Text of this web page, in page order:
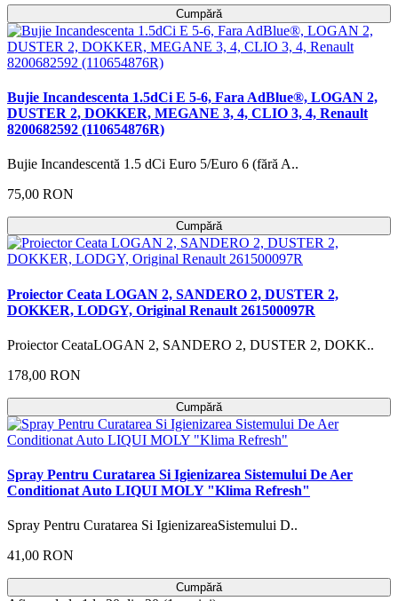
Cumpără
Bujie Incandescenta 1.5dCi E 5-6, Fara AdBlue®, LOGAN 2,
DUSTER 2, DOKKER, MEGANE 3, 4, CLIO 3, 4, Renault
8200682592 (110654876R)
Bujie Incandescentă 1.5 dCi Euro 5/Euro 6 (fără A..
75,00 RON
Cumpără
Proiector Ceata LOGAN 2, SANDERO 2, DUSTER 2,
DOKKER, LODGY, Original Renault 261500097R
Proiector CeataLOGAN 2, SANDERO 2, DUSTER 2, DOKK..
178,00 RON
Cumpără
Spray Pentru Curatarea Si Igienizarea Sistemului De Aer
Conditionat Auto LIQUI MOLY "Klima Refresh"
Spray Pentru Curatarea Si IgienizareaSistemului D..
41,00 RON
Cumpără